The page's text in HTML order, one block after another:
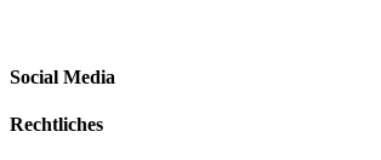
Social Media
Rechtliches